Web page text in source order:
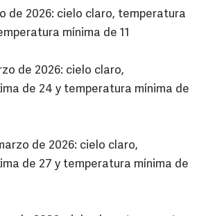
de 2026: cielo claro, temperatura
mínima de 11
de 2026: cielo claro,
de 24 y temperatura mínima de
de 2026: cielo claro,
de 27 y temperatura mínima de